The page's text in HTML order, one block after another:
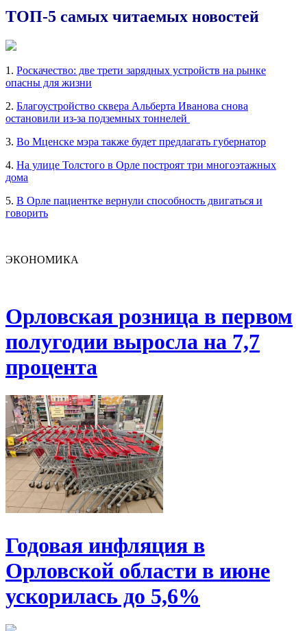
ТОП-5 самых читаемых новостей
1. Роскачество: две трети зарядных устройств на рынке
опасны для жизни
2. Благоустройство сквера Альберта Иванова снова
остановили из-за подземных тоннелей
3. Во Мценске мэра также будет предлагать губернатор
4. На улице Толстого в Орле построят три многоэтажных
дома
5. В Орле пациентке вернули способность двигаться и
говорить
ЭКОНОМИКА
Орловская розница в первом
полугодии выросла на 7,7
процента
Годовая инфляция в
Орловской области в июне
ускорилась до 5,6%